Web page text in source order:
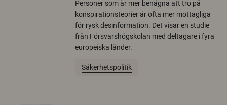
Personer som är mer benägna att tro på
konspirationsteorier är ofta mer mottagliga
för rysk desinformation. Det visar en studie
från Försvarshögskolan med deltagare i fyra
europeiska länder.
Säkerhetspolitik